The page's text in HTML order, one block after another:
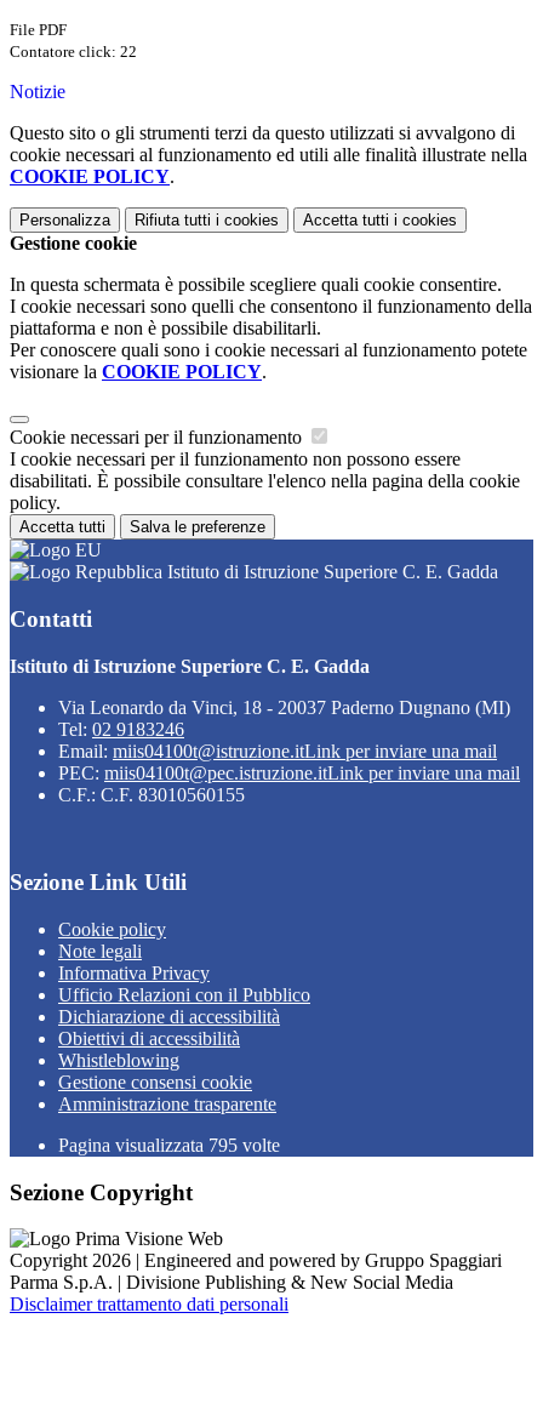
File PDF
Contatore click: 22
Notizie
Questo sito o gli strumenti terzi da questo utilizzati si avvalgono di
cookie necessari al funzionamento ed utili alle finalità illustrate nella
COOKIE POLICY.
Personalizza Rifiuta tutti i cookies Accetta tutti i cookies
Gestione cookie
In questa schermata è possibile scegliere quali cookie consentire.
I cookie necessari sono quelli che consentono il funzionamento della
piattaforma e non è possibile disabilitarli.
Per conoscere quali sono i cookie necessari al funzionamento potete
visionare la COOKIE POLICY.
Cookie necessari per il funzionamento
I cookie necessari per il funzionamento non possono essere
disabilitati. È possibile consultare l'elenco nella pagina della cookie
policy.
Accetta tutti Salva le preferenze
Istituto di Istruzione Superiore C. E. Gadda
Contatti
Istituto di Istruzione Superiore C. E. Gadda
Via Leonardo da Vinci, 18 - 20037 Paderno Dugnano (MI)
Tel: 02 9183246
Email: miis04100t@istruzione.itLink per inviare una mail
PEC: miis04100t@pec.istruzione.itLink per inviare una mail
C.F.: C.F. 83010560155
Sezione Link Utili
Cookie policy
Note legali
Informativa Privacy
Ufficio Relazioni con il Pubblico
Dichiarazione di accessibilità
Obiettivi di accessibilità
Whistleblowing
Gestione consensi cookie
Amministrazione trasparente
Pagina visualizzata 795 volte
Sezione Copyright
Copyright 2026 | Engineered and powered by Gruppo Spaggiari
Parma S.p.A. | Divisione Publishing & New Social Media
Disclaimer trattamento dati personali